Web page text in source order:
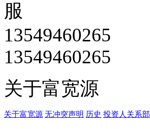
13549460265
13549460265
关于富宽源
关于富宽源 无冲突声明 历史 投资人关系部